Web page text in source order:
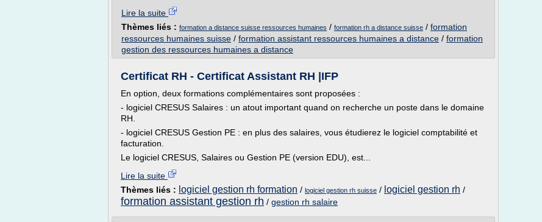
Lire la suite
Thèmes liés : formation a distance suisse ressources humaines / formation rh a distance suisse / formation
ressources humaines suisse / formation assistant ressources humaines a distance / formation
gestion des ressources humaines a distance
Certificat RH - Certificat Assistant RH |IFP
En option, deux formations complémentaires sont proposées :
- logiciel CRESUS Salaires : un atout important quand on recherche un poste dans le domaine
RH.
- logiciel CRESUS Gestion PE : en plus des salaires, vous étudierez le logiciel comptabilité et
facturation.
Le logiciel CRESUS, Salaires ou Gestion PE (version EDU), est...
Lire la suite
Thèmes liés : logiciel gestion rh formation / logiciel gestion rh suisse / logiciel gestion rh /
formation assistant gestion rh / gestion rh salaire